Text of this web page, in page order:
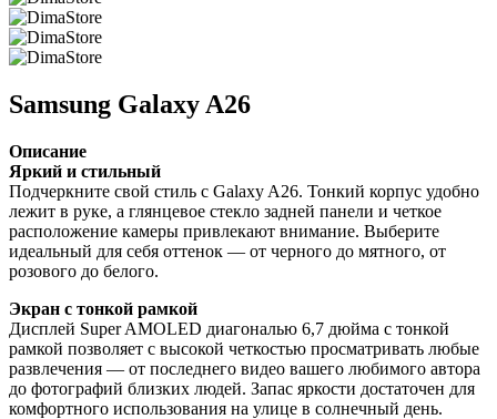
Samsung Galaxy A26
Описание
Яркий и стильный
Подчеркните свой стиль с Galaxy A26. Тонкий корпус удобно
лежит в руке, а глянцевое стекло задней панели и четкое
расположение камеры привлекают внимание. Выберите
идеальный для себя оттенок — от черного до мятного, от
розового до белого.
Экран с тонкой рамкой
Дисплей Super AMOLED диагональю 6,7 дюйма с тонкой
рамкой позволяет с высокой четкостью просматривать любые
развлечения — от последнего видео вашего любимого автора
до фотографий близких людей. Запас яркости достаточен для
комфортного использования на улице в солнечный день.